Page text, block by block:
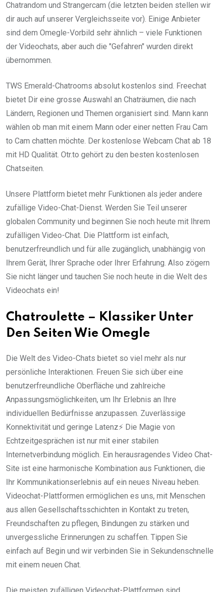
Chatrandom und Strangercam (die letzten beiden stellen wir
dir auch auf unserer Vergleichsseite vor). Einige Anbieter
sind dem Omegle-Vorbild sehr ähnlich – viele Funktionen
der Videochats, aber auch die "Gefahren" wurden direkt
übernommen.
TWS Emerald-Chatrooms absolut kostenlos sind. Freechat
bietet Dir eine grosse Auswahl an Chaträumen, die nach
Ländern, Regionen und Themen organisiert sind. Mann kann
wählen ob man mit einem Mann oder einer netten Frau Cam
to Cam chatten möchte. Der kostenlose Webcam Chat ab 18
mit HD Qualität. Otr.to gehört zu den besten kostenlosen
Chatseiten.
Unsere Plattform bietet mehr Funktionen als jeder andere
zufällige Video-Chat-Dienst. Werden Sie Teil unserer
globalen Community und beginnen Sie noch heute mit Ihrem
zufälligen Video-Chat. Die Plattform ist einfach,
benutzerfreundlich und für alle zugänglich, unabhängig von
Ihrem Gerät, Ihrer Sprache oder Ihrer Erfahrung. Also zögern
Sie nicht länger und tauchen Sie noch heute in die Welt des
Videochats ein!
Chatroulette – Klassiker Unter
Den Seiten Wie Omegle
Die Welt des Video-Chats bietet so viel mehr als nur
persönliche Interaktionen. Freuen Sie sich über eine
benutzerfreundliche Oberfläche und zahlreiche
Anpassungsmöglichkeiten, um Ihr Erlebnis an Ihre
individuellen Bedürfnisse anzupassen. Zuverlässige
Konnektivität und geringe Latenz⚡ Die Magie von
Echtzeitgesprächen ist nur mit einer stabilen
Internetverbindung möglich. Ein herausragendes Video Chat-
Site ist eine harmonische Kombination aus Funktionen, die
Ihr Kommunikationserlebnis auf ein neues Niveau heben.
Videochat-Plattformen ermöglichen es uns, mit Menschen
aus allen Gesellschaftsschichten in Kontakt zu treten,
Freundschaften zu pflegen, Bindungen zu stärken und
unvergessliche Erinnerungen zu schaffen. Tippen Sie
einfach auf Begin und wir verbinden Sie in Sekundenschnelle
mit einem neuen Chat.